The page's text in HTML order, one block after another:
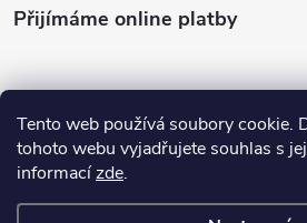
Tento web používá soubory cookie.
tohoto webu vyjadřujete souhlas s
informacízde.
Přijímáme online platby
Copyright 2026ERPI - Domov. Všechna